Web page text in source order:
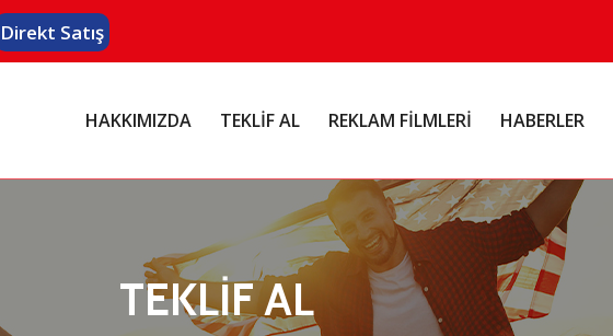
Direkt Satış
HAKKIMIZDA TEKLİF AL REKLAM FİLMLERİ HABERLER
TEKLİF AL